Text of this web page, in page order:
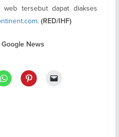
tersebut dapat diakses
. (RED/IHF)
Google News